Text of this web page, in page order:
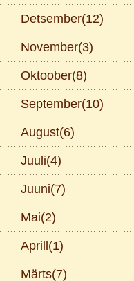
Detsember(12)
November(3)
Oktoober(8)
September(10)
August(6)
Juuli(4)
Juuni(7)
Mai(2)
Aprill(1)
Märts(7)